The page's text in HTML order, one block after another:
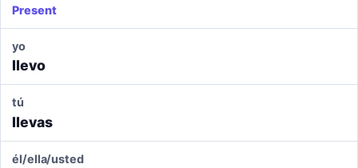
Present
yo
llevo
tú
llevas
él/ella/usted